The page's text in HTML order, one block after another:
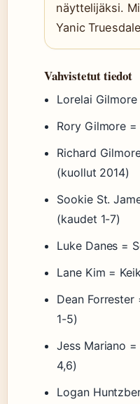
näyttelijäksi.
Yanic
Vahvistetut tiedot
Lorelai
Rory Gilmore
Richard
(kuollut 2014)
Sookie St.
(kaudet 1-7)
Luke Danes =
Lane Kim =
Dean
1-5)
Jess Mariano
4,6)
Logan